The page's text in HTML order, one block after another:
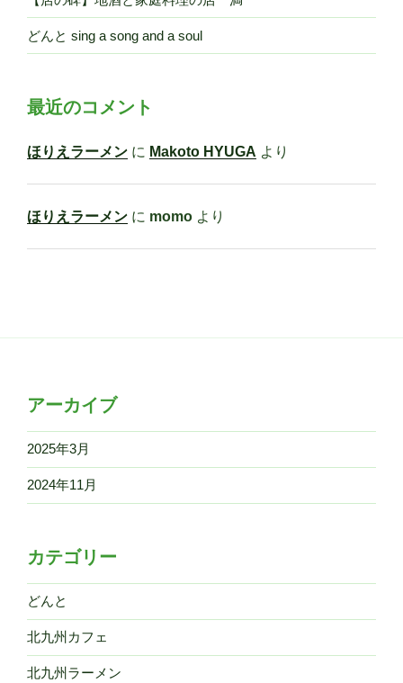
どんと sing a song and a soul
最近のコメント
ほりえラーメン に Makoto HYUGA より
ほりえラーメン に momo より
アーカイブ
2025年3月
2024年11月
カテゴリー
どんと
北九州カフェ
北九州ラーメン